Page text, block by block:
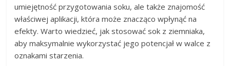
umiejętność przygotowania soku, ale także znajomość
właściwej aplikacji, która może znacząco wpłynąć na
efekty. Warto wiedzieć, jak stosować sok z ziemniaka,
aby maksymalnie wykorzystać jego potencjał w walce z
oznakami starzenia.